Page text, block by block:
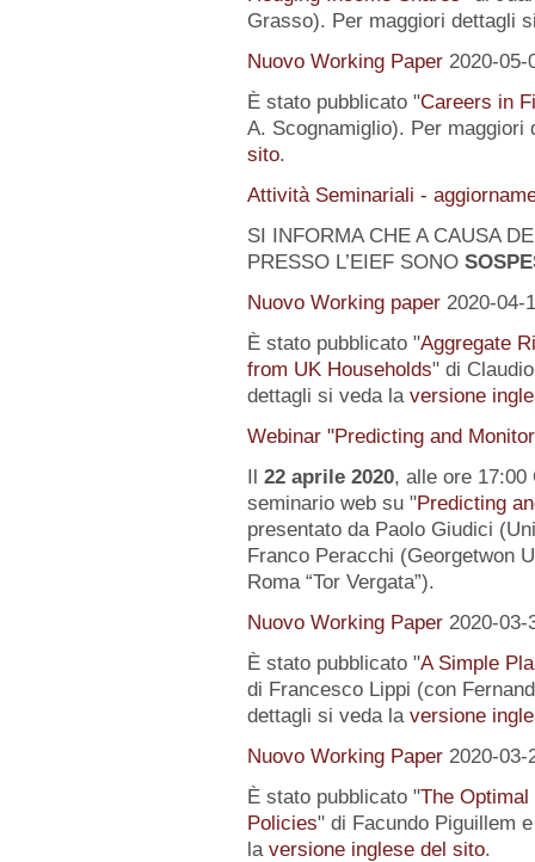
Grasso). Per maggiori dettagli
Nuovo Working Paper 2020-05-
È stato pubblicato "Careers in
A. Scognamiglio). Per
sito.
Attività Seminariali -
SI INFORMA CHE A CAUSA
PRESSO L’EIEF SONO
Nuovo Working paper 2020-04-
È stato pubblicato "Aggregate
from UK Households" di
dettagli si veda la versione
Webinar "Predicting and
Il 22 aprile 2020, alle ore 17:00
seminario web su "Predicting
presentato da Paolo Giudici
Franco Peracchi (Georgetwon
Roma “Tor Vergata”).
Nuovo Working Paper 2020-03-
È stato pubblicato "A Simple
di Francesco Lippi (con
dettagli si veda la versione
Nuovo Working Paper 2020-03-
È stato pubblicato "The Optimal
Policies" di Facundo Piguillem
la versione inglese del sito.